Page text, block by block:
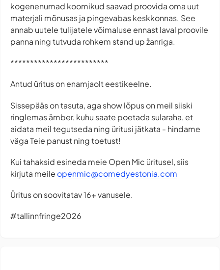
kogenenumad koomikud saavad proovida oma uut
materjali mõnusas ja pingevabas keskkonnas. See
annab uutele tulijatele võimaluse ennast laval proovile
panna ning tutvuda rohkem stand up žanriga.
*************************
Antud üritus on enamjaolt eestikeelne.
Sissepääs on tasuta, aga show lõpus on meil siiski
ringlemas ämber, kuhu saate poetada sularaha, et
aidata meil tegutseda ning üritusi jätkata - hindame
väga Teie panust ning toetust!
Kui tahaksid esineda meie Open Mic üritusel, siis
kirjuta meile openmic@comedyestonia.com
Üritus on soovitatav 16+ vanusele.
#tallinnfringe2026